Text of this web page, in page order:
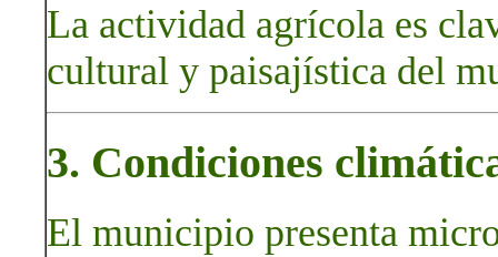
La actividad agrícola es
cultural y paisajística del
3. Condiciones
El municipio presenta